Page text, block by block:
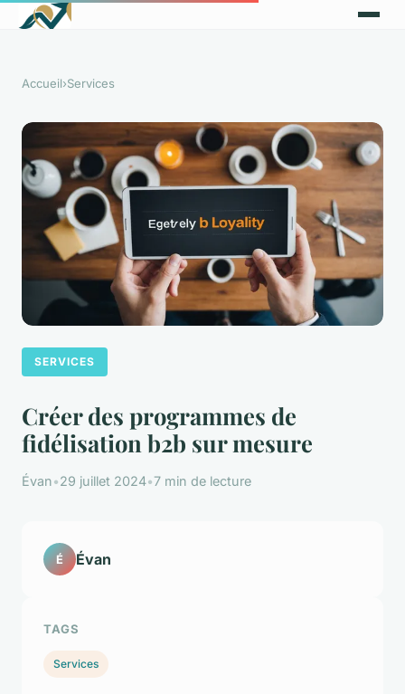
Accueil›Services
SERVICES
Créer des programmes de
fidélisation b2b sur mesure
Évan•29 juillet 2024•7 min de lecture
É Évan
TAGS
Services